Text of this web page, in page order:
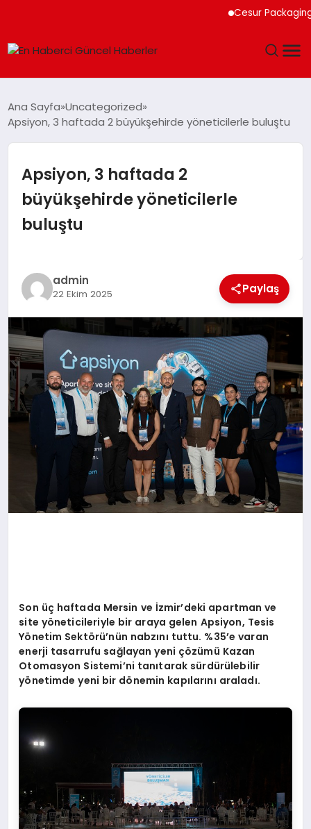
Cesur Packaging,
SPOR
SAĞLIK
TEKNOLOJI
DÜNYA
EĞITIM
SIYASET
Ana Sayfa Uncategorized
Apsiyon, 3 haftada 2 büyükşehirde yöneticilerle buluştu
Apsiyon, 3 haftada 2
büyükşehirde yöneticilerle
buluştu
admin
22 Ekim 2025 Paylaş
Son üç haftada Mersin ve İzmir’deki apartman ve
site yöneticileriyle bir araya gelen Apsiyon, Tesis
Yönetim Sektörü’nün nabzını tuttu. %35’e varan
enerji tasarrufu sağlayan yeni çözümü Kazan
Otomasyon Sistemi’ni tanıtarak sürdürülebilir
yönetimde yeni bir dönemin kapılarını araladı.